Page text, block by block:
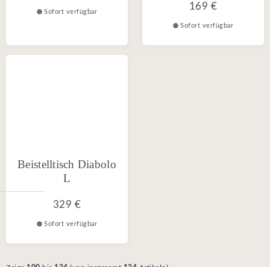
Sofort verfügbar
169 €
Sofort verfügbar
Beistelltisch Diabolo
L
329 €
Sofort verfügbar